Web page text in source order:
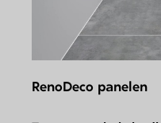
RenoDeco panelen